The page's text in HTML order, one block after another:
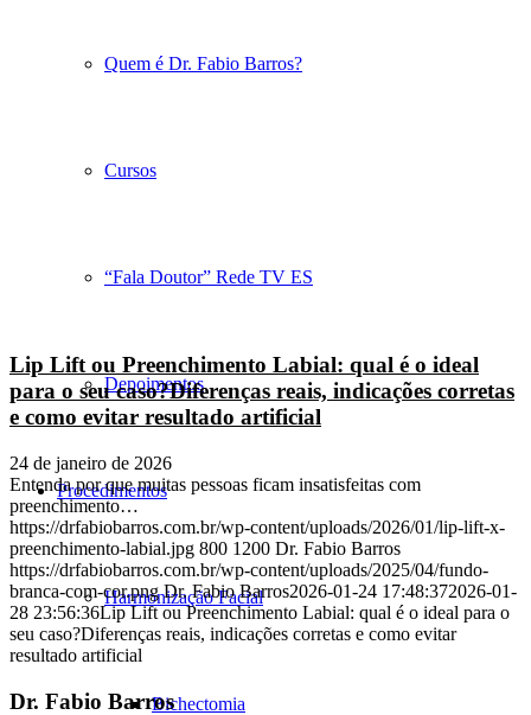
Quem é Dr. Fabio Barros?
Cursos
“Fala Doutor” Rede TV ES
Depoimentos
Procedimentos
Harmonização Facial
Bichectomia
Lip Lift ou Preenchimento Labial: qual é o ideal
para o seu caso?Diferenças reais, indicações corretas
e como evitar resultado artificial
24 de janeiro de 2026
Entenda por que muitas pessoas ficam insatisfeitas com
preenchimento…
https://drfabiobarros.com.br/wp-content/uploads/2026/01/lip-lift-x-
preenchimento-labial.jpg 800 1200 Dr. Fabio Barros
https://drfabiobarros.com.br/wp-content/uploads/2025/04/fundo-
branca-com-cor.png Dr. Fabio Barros2026-01-24 17:48:372026-01-
28 23:56:36Lip Lift ou Preenchimento Labial: qual é o ideal para o
seu caso?Diferenças reais, indicações corretas e como evitar
resultado artificial
Dr. Fabio Barros